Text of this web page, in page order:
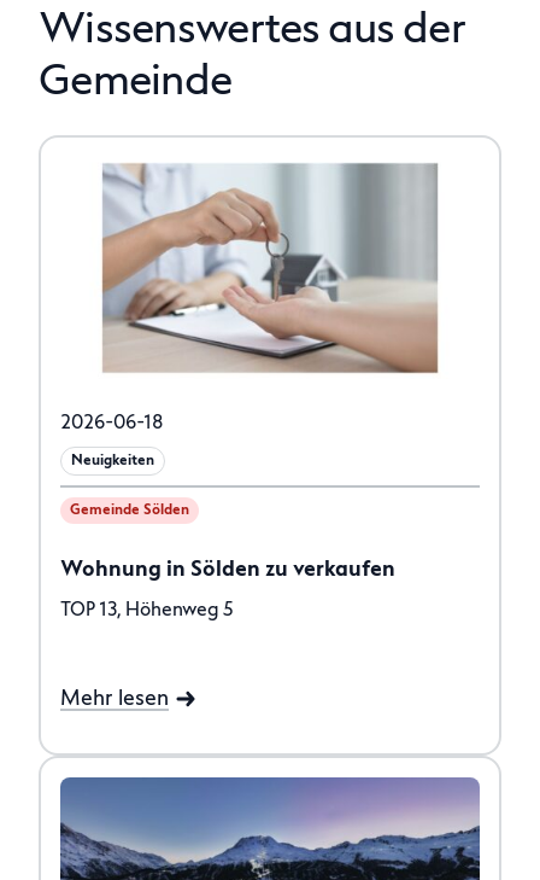
Wissenswertes aus der
Gemeinde
2026-06-18
Neuigkeiten
Gemeinde Sölden
Wohnung in Sölden zu verkaufen
TOP 13, Höhenweg 5
Mehr lesen